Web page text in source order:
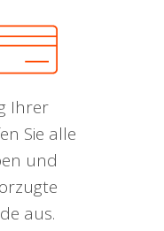
Ihrer
Sie alle
und
aus.